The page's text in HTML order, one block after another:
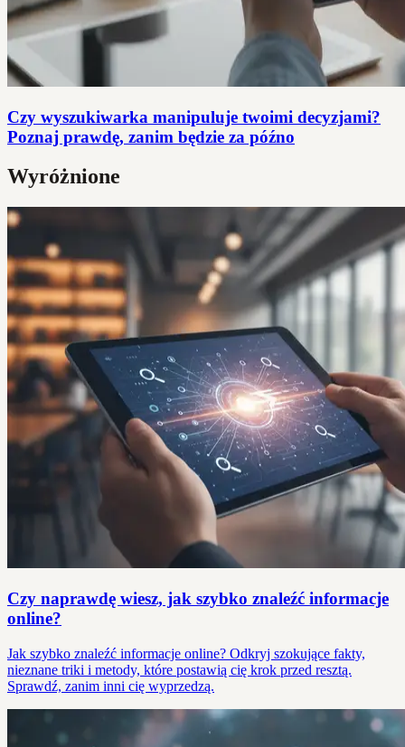
Czy wyszukiwarka manipuluje twoimi decyzjami?
Poznaj prawdę, zanim będzie za późno
Wyróżnione
Czy naprawdę wiesz, jak szybko znaleźć informacje
online?
Jak szybko znaleźć informacje online? Odkryj szokujące fakty,
nieznane triki i metody, które postawią cię krok przed resztą.
Sprawdź, zanim inni cię wyprzedzą.